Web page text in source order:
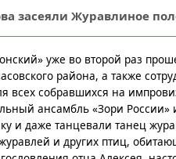
засеяли Журавлиное
уже во второй раз
района, а также
всех собравшихся на
ансамбль «Зори
и даже танцевали танец
и других птиц,